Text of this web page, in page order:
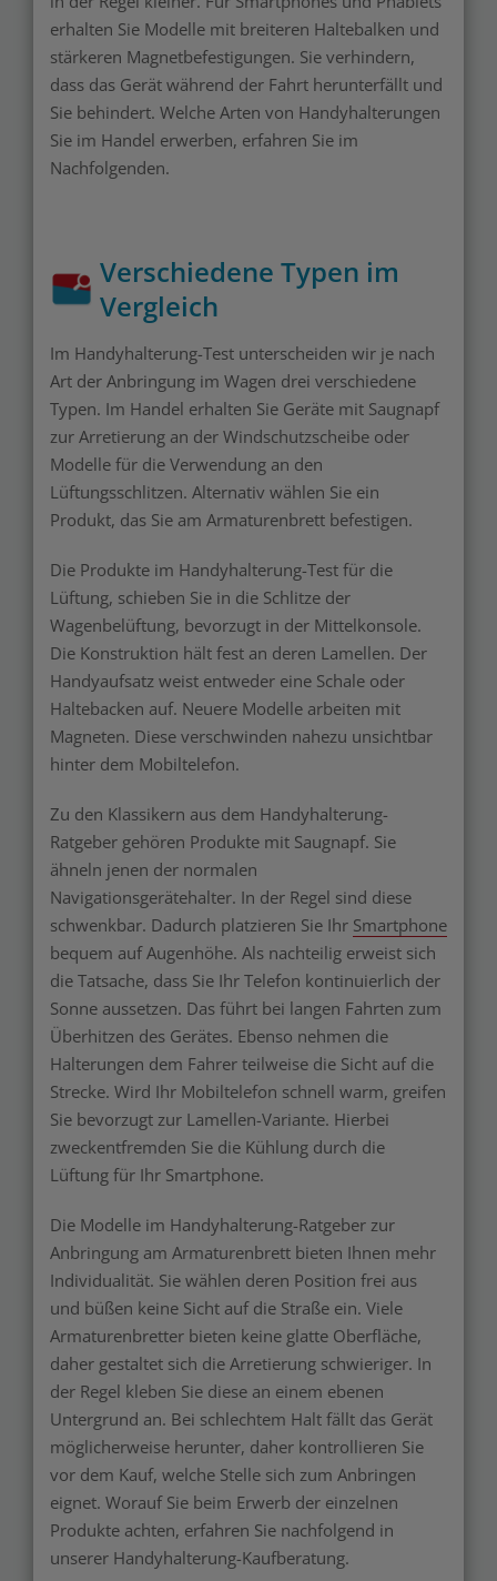
erhalten Sie Modelle mit breiteren Haltebalken und
stärkeren Magnetbefestigungen. Sie verhindern,
dass das Gerät während der Fahrt herunterfällt und
Sie behindert. Welche Arten von Handyhalterungen
Sie im Handel erwerben, erfahren Sie im
Nachfolgenden.
Verschiedene Typen im
Vergleich
Im Handyhalterung-Test unterscheiden wir je nach
Art der Anbringung im Wagen drei verschiedene
Typen. Im Handel erhalten Sie Geräte mit Saugnapf
zur Arretierung an der Windschutzscheibe oder
Modelle für die Verwendung an den
Lüftungsschlitzen. Alternativ wählen Sie ein
Produkt, das Sie am Armaturenbrett befestigen.
Die Produkte im Handyhalterung-Test für die
Lüftung, schieben Sie in die Schlitze der
Wagenbelüftung, bevorzugt in der Mittelkonsole.
Die Konstruktion hält fest an deren Lamellen. Der
Handyaufsatz weist entweder eine Schale oder
Haltebacken auf. Neuere Modelle arbeiten mit
Magneten. Diese verschwinden nahezu unsichtbar
hinter dem Mobiltelefon.
Zu den Klassikern aus dem Handyhalterung-
Ratgeber gehören Produkte mit Saugnapf. Sie
ähneln jenen der normalen
Navigationsgerätehalter. In der Regel sind diese
schwenkbar. Dadurch platzieren Sie Ihr Smartphone
bequem auf Augenhöhe. Als nachteilig erweist sich
die Tatsache, dass Sie Ihr Telefon kontinuierlich der
Sonne aussetzen. Das führt bei langen Fahrten zum
Überhitzen des Gerätes. Ebenso nehmen die
Halterungen dem Fahrer teilweise die Sicht auf die
Strecke. Wird Ihr Mobiltelefon schnell warm, greifen
Sie bevorzugt zur Lamellen-Variante. Hierbei
zweckentfremden Sie die Kühlung durch die
Lüftung für Ihr Smartphone.
Die Modelle im Handyhalterung-Ratgeber zur
Anbringung am Armaturenbrett bieten Ihnen mehr
Individualität. Sie wählen deren Position frei aus
und büßen keine Sicht auf die Straße ein. Viele
Armaturenbretter bieten keine glatte Oberfläche,
daher gestaltet sich die Arretierung schwieriger. In
der Regel kleben Sie diese an einem ebenen
Untergrund an. Bei schlechtem Halt fällt das Gerät
möglicherweise herunter, daher kontrollieren Sie
vor dem Kauf, welche Stelle sich zum Anbringen
eignet. Worauf Sie beim Erwerb der einzelnen
Produkte achten, erfahren Sie nachfolgend in
unserer Handyhalterung-Kaufberatung.